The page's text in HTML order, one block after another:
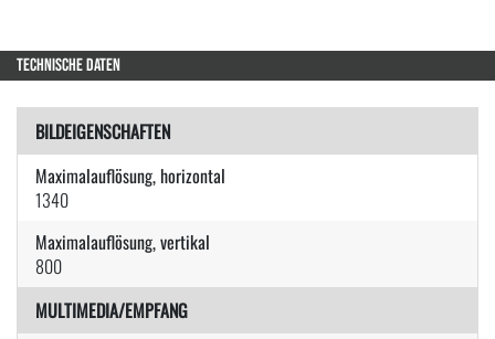
TECHNISCHE DATEN
BILDEIGENSCHAFTEN
Maximalauflösung, horizontal
1340
Maximalauflösung, vertikal
800
MULTIMEDIA/EMPFANG